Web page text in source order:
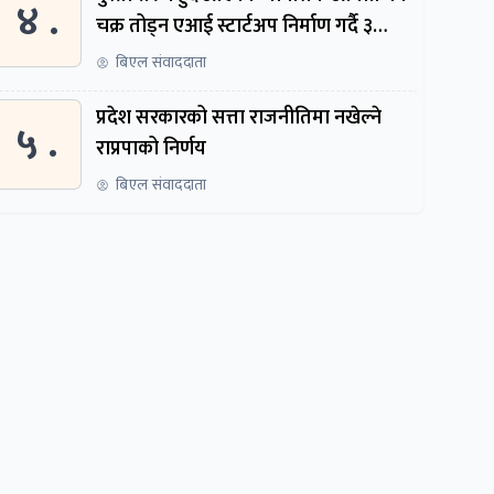
४ .
चक्र तोड्न एआई स्टार्टअप निर्माण गर्दै ३
नेपाली
बिएल संवाददाता
५ .
प्रदेश सरकारको सत्ता राजनीतिमा नखेल्ने
राप्रपाको निर्णय
बिएल संवाददाता